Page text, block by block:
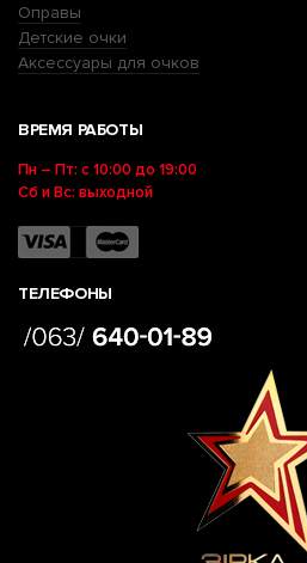
Оправы
Детские очки
Аксессуары для очков
ВРЕМЯ РАБОТЫ
Пн – Пт: с 10:00 до 19:00
Сб и Вс: выходной
ТЕЛЕФОНЫ